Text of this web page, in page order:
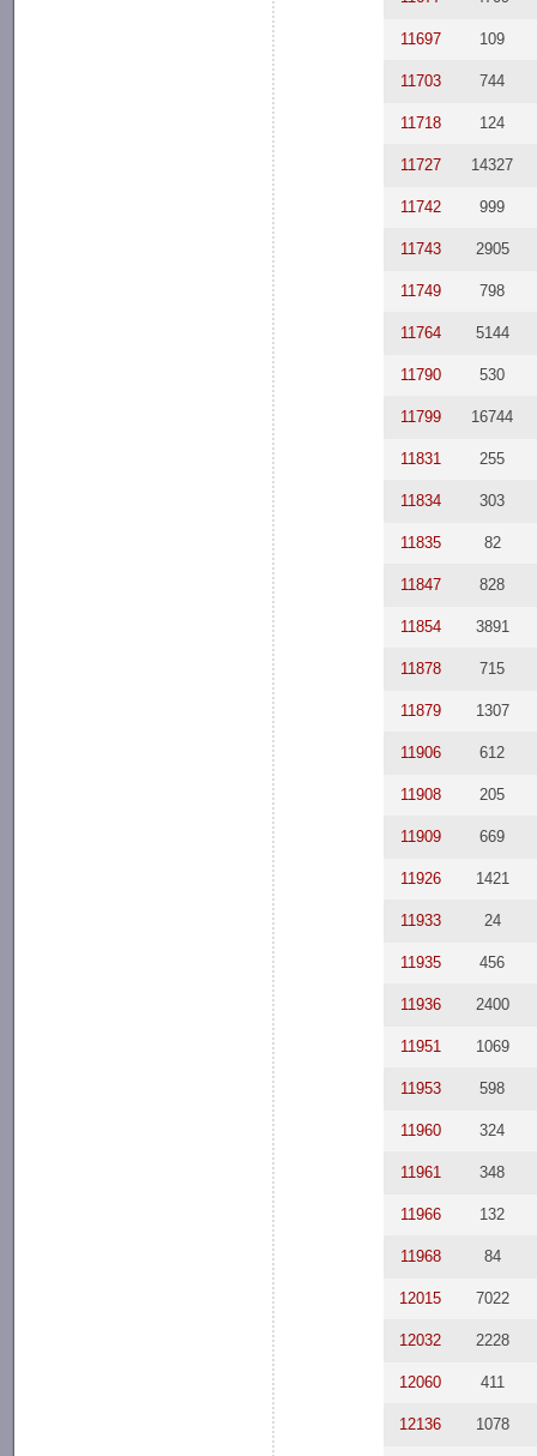
11697 109
11703 744
11718 124
11727 14327
11742 999
11743 2905
11749 798
11764 5144
11790 530
11799 16744
11831 255
11834 303
11835 82
11847 828
11854 3891
11878 715
11879 1307
11906 612
11908 205
11909 669
11926 1421
11933 24
11935 456
11936 2400
11951 1069
11953 598
11960 324
11961 348
11966 132
11968 84
12015 7022
12032 2228
12060 411
12136 1078